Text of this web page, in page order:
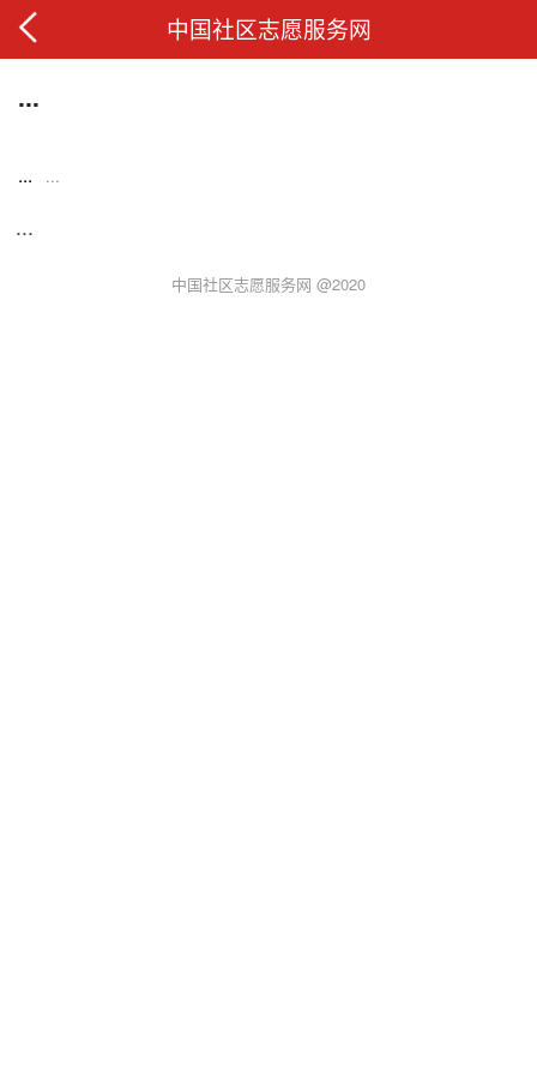
中国社区志愿服务网
...
... ...
...
中国社区志愿服务网 @2020